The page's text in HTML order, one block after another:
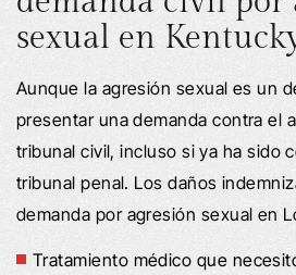
sexual en
Aunque la agresión sexual es un
presentar una demanda contra el
tribunal civil, incluso si ya ha sido
tribunal penal. Los daños
demanda por agresión sexual en
Tratamiento médico que